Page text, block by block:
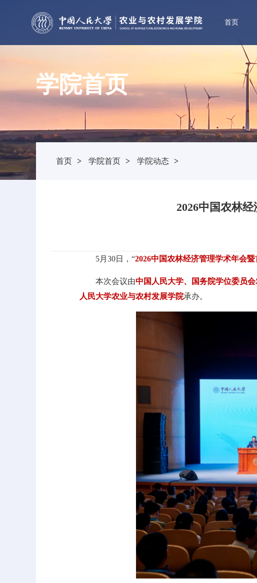
首页
学院首页
首页 > 学院首页 > 学院动态 >
2026中国农林
5月30日，“2026中国农林经济管理学术年会
本次会议由中国人民大学、国务院学位委员
人民大学农业与农村发展学院承办。